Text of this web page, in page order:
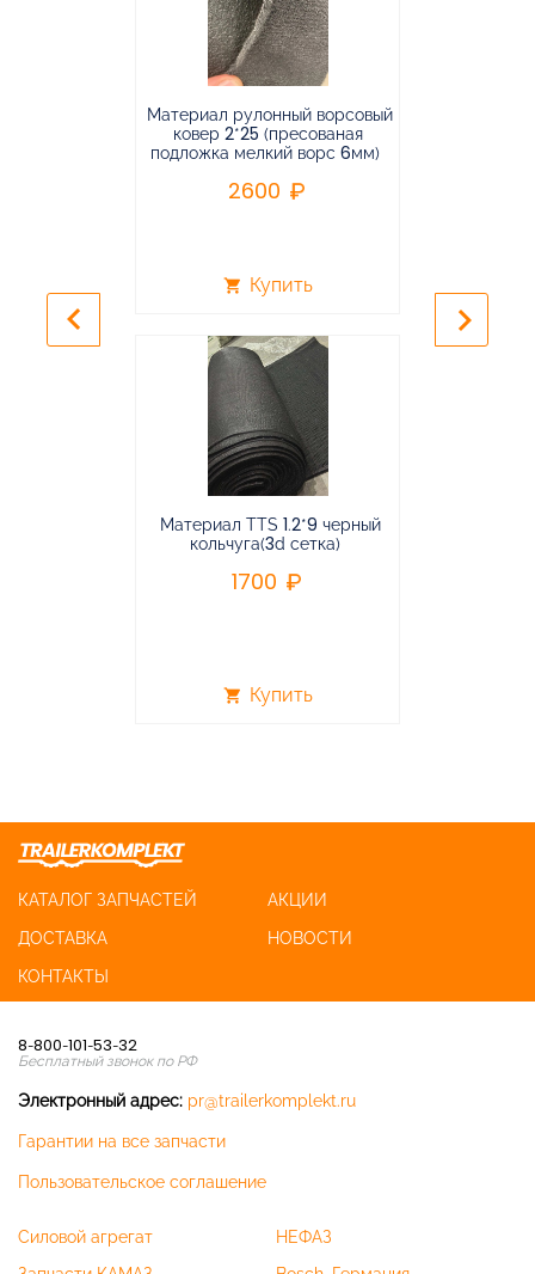
Материал рулонный ворсовый
ковер 2*25 (пресованая
подложка мелкий ворс 6мм)
2600
shopping_cart Купить
Материал TTS 1.2*9 черный
кольчуга(3d сетка)
1700
shopping_cart Купить
keyboard_arrow_left keyboard_arrow_right
КАТАЛОГ ЗАПЧАСТЕЙ
АКЦИИ
ДОСТАВКА
НОВОСТИ
КОНТАКТЫ
8-800-101-53-32
Бесплатный звонок по РФ
Электронный адрес: pr@trailerkomplekt.ru
Гарантии на все запчасти
Пользовательское соглашение
Силовой агрегат
НЕФАЗ